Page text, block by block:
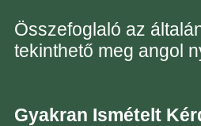
Összefoglaló az
tekinthető meg angol
Gyakran Ismételt